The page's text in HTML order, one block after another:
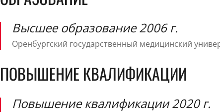
Высшее образование 2006 г.
Оренбургский государственный медицинский
ПОВЫШЕНИЕ КВАЛИФИКАЦИИ
Повышение квалификации 2020 г.